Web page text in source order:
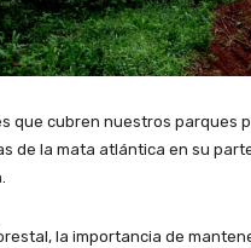
que cubren nuestros parques
de la mata atlántica en su
la importancia de